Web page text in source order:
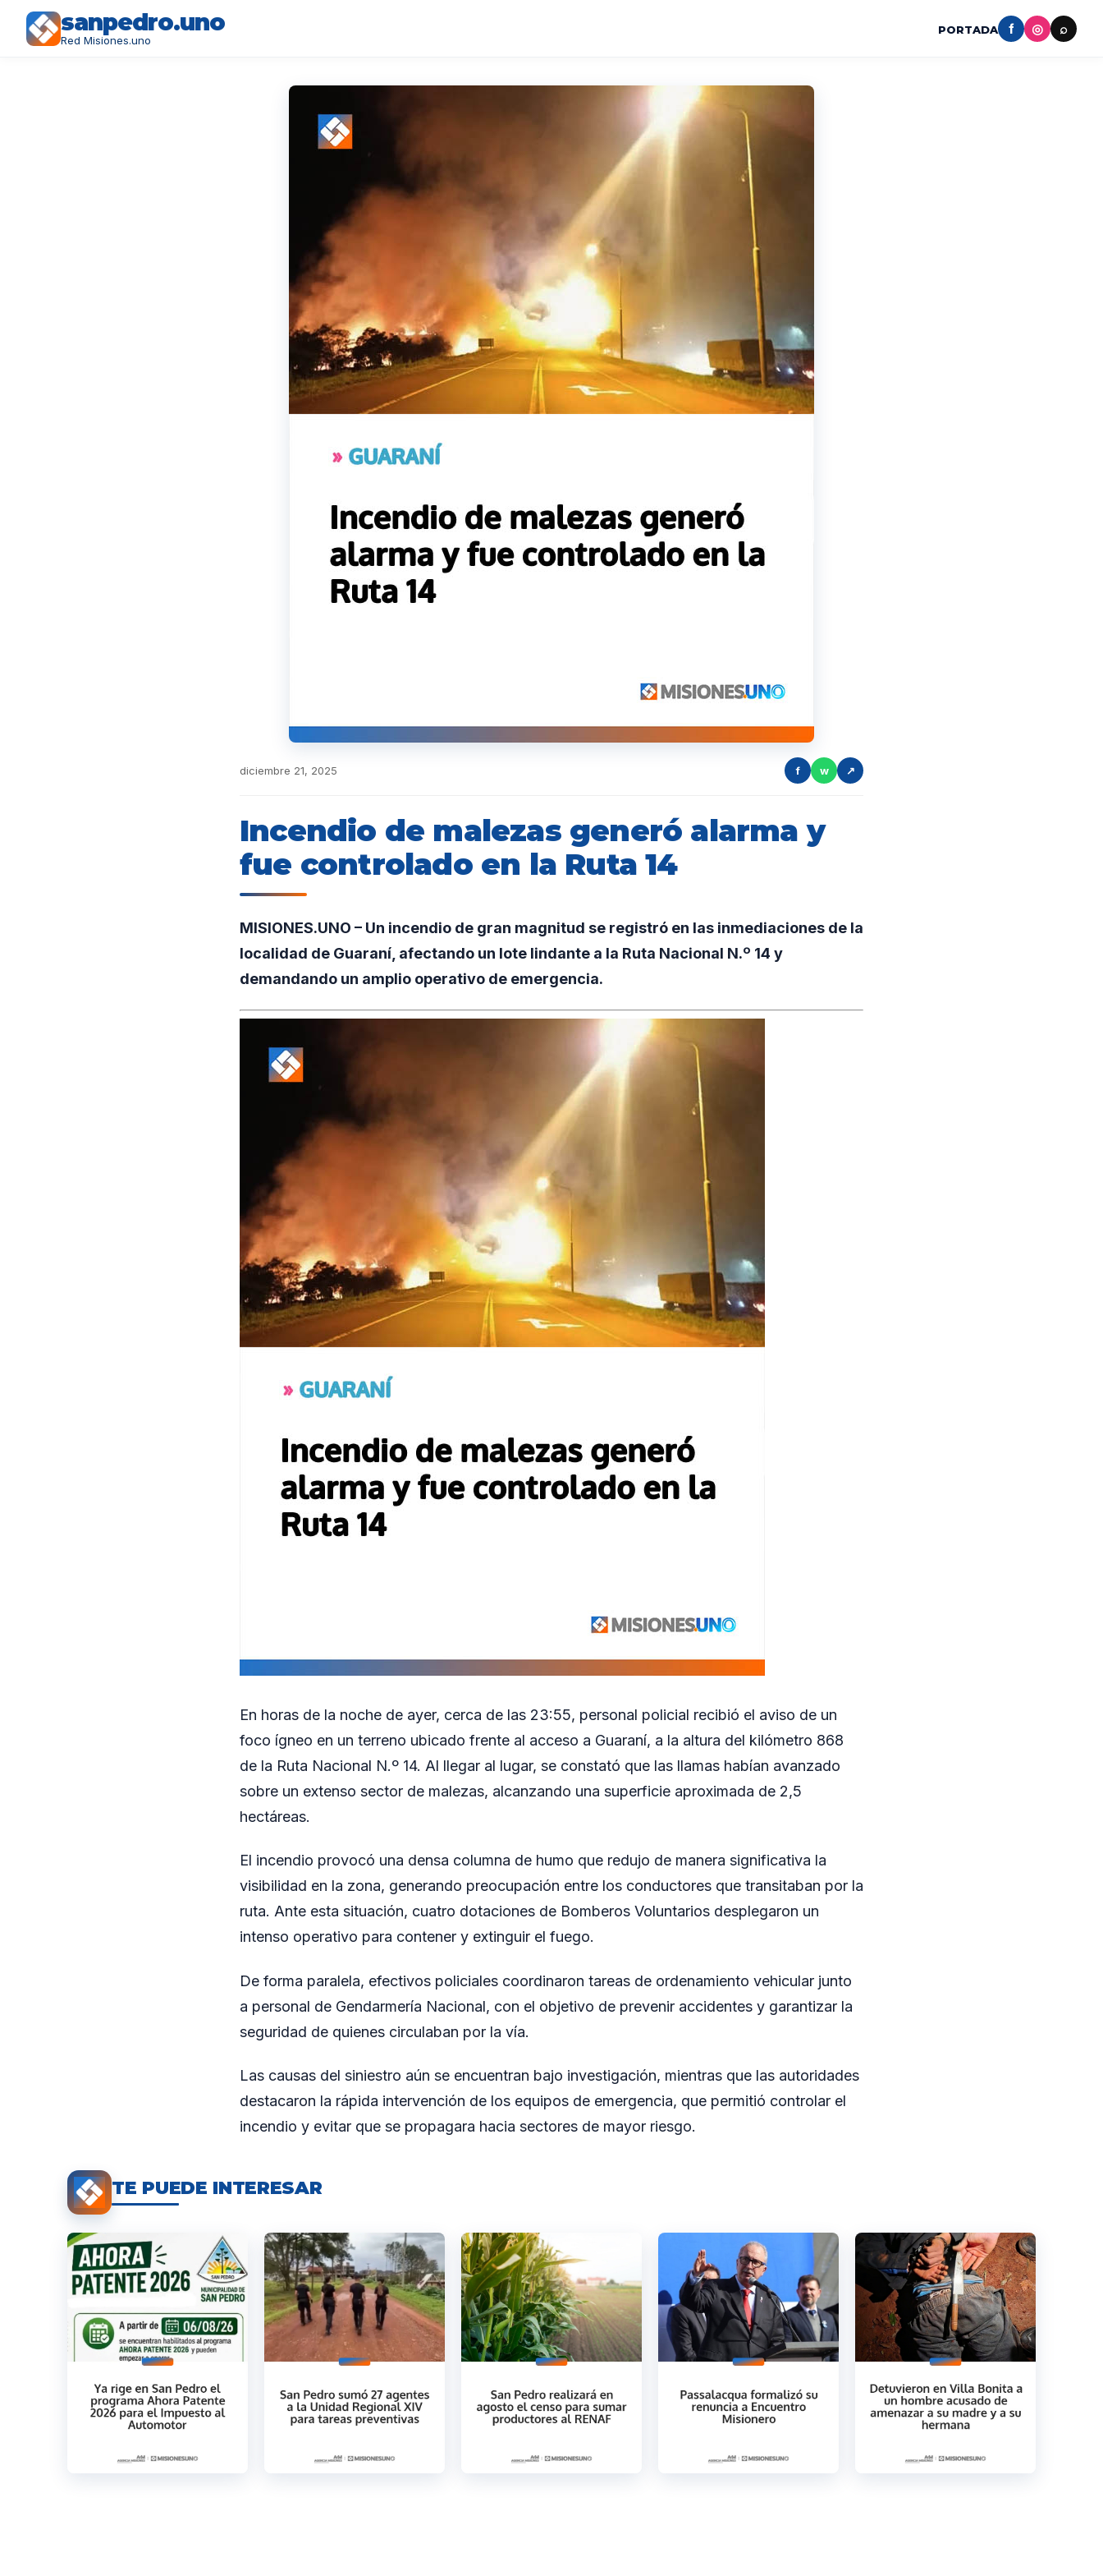
sanpedro.uno
Red Misiones.uno
PORTADA f ◎ ⌕
diciembre 21, 2025 f w ↗
Incendio de malezas generó alarma y
fue controlado en la Ruta 14
MISIONES.UNO – Un incendio de gran magnitud se registró en las inmediaciones de la
localidad de Guaraní, afectando un lote lindante a la Ruta Nacional N.º 14 y
demandando un amplio operativo de emergencia.
En horas de la noche de ayer, cerca de las 23:55, personal policial recibió el aviso de un
foco ígneo en un terreno ubicado frente al acceso a Guaraní, a la altura del kilómetro 868
de la Ruta Nacional N.º 14. Al llegar al lugar, se constató que las llamas habían avanzado
sobre un extenso sector de malezas, alcanzando una superficie aproximada de 2,5
hectáreas.
El incendio provocó una densa columna de humo que redujo de manera significativa la
visibilidad en la zona, generando preocupación entre los conductores que transitaban por la
ruta. Ante esta situación, cuatro dotaciones de Bomberos Voluntarios desplegaron un
intenso operativo para contener y extinguir el fuego.
De forma paralela, efectivos policiales coordinaron tareas de ordenamiento vehicular junto
a personal de Gendarmería Nacional, con el objetivo de prevenir accidentes y garantizar la
seguridad de quienes circulaban por la vía.
Las causas del siniestro aún se encuentran bajo investigación, mientras que las autoridades
destacaron la rápida intervención de los equipos de emergencia, que permitió controlar el
incendio y evitar que se propagara hacia sectores de mayor riesgo.
TE PUEDE INTERESAR